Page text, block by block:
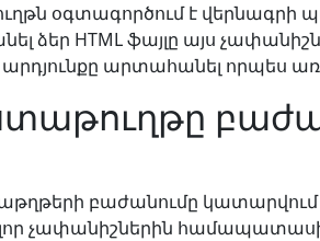
օգտագործում է վերնագրի
ձեր HTML ֆայլը այս
արդյունքը արտահանել որպես
բաժանումը կատարվում
չափանիշներին